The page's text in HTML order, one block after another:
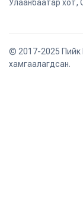
Улаанбаатар хот,
© 2017-2025 Пийк
хамгаалагдсан.